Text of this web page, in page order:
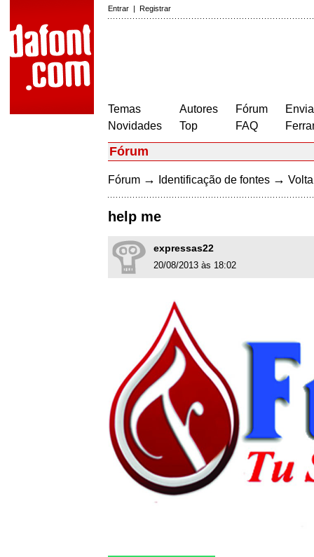
Entrar | Registrar
Temas
Novidades
Autores
Top
Fórum
FAQ
Fórum
Fórum → Identificação de fontes →
help me
expressas22
20/08/2013 às 18:02